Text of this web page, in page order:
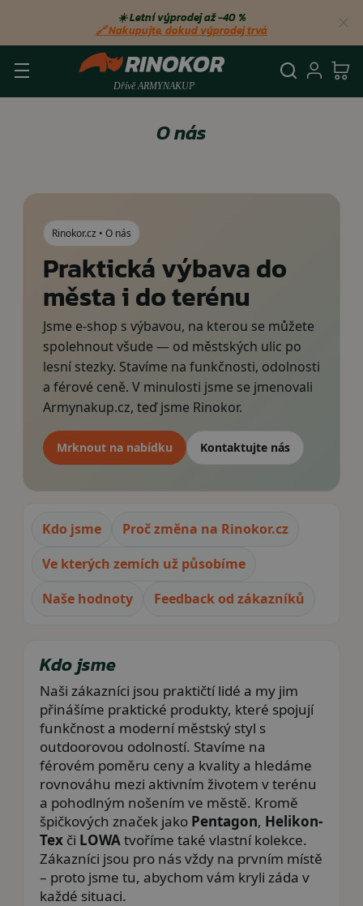
☀️ Letní výprodej až −40 %
🔗 Nakupujte, dokud výprodej trvá
O nás
Rinokor.cz • O nás
Praktická výbava do
města i do terénu
Jsme e-shop s výbavou, na kterou se můžete
spolehnout všude — od městských ulic po
lesní stezky. Stavíme na funkčnosti, odolnosti
a férové ceně. V minulosti jsme se jmenovali
Armynakup.cz, teď jsme Rinokor.
Mrknout na nabídku Kontaktujte nás
Kdo jsme
Proč změna na Rinokor.cz
Ve kterých zemích už působíme
Naše hodnoty
Feedback od zákazníků
Kdo jsme
Naši zákazníci jsou praktičtí lidé a my jim
přinášíme praktické produkty, které spojují
funkčnost a moderní městský styl s
outdoorovou odolností. Stavíme na
férovém poměru ceny a kvality a hledáme
rovnováhu mezi aktivním životem v terénu
a pohodlným nošením ve městě. Kromě
špičkových značek jako Pentagon, Helikon-
Tex či LOWAtvoříme také vlastní kolekce.
Zákazníci jsou pro nás vždy na prvním místě
– proto jsme tu, abychom vám kryli záda v
každé situaci.